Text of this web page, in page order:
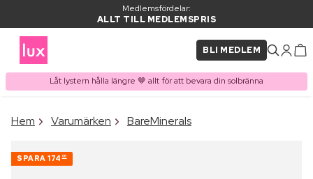
Medlemsfördelar:
ALLT TILL MEDLEMSPRIS
BLI MEDLEM
Låt lystern hålla längre 🤎 allt för att bevara din solbränna
PRODUKT I VARUKORGEN
Hem Varumärken BareMinerals
SPARA 174 00